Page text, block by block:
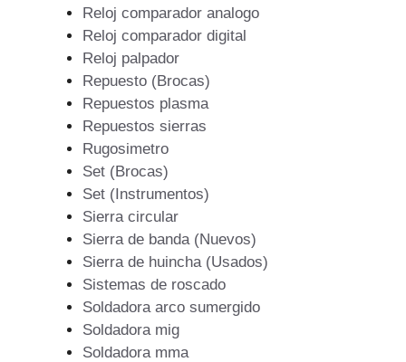
Reloj comparador analogo
Reloj comparador digital
Reloj palpador
Repuesto (Brocas)
Repuestos plasma
Repuestos sierras
Rugosimetro
Set (Brocas)
Set (Instrumentos)
Sierra circular
Sierra de banda (Nuevos)
Sierra de huincha (Usados)
Sistemas de roscado
Soldadora arco sumergido
Soldadora mig
Soldadora mma